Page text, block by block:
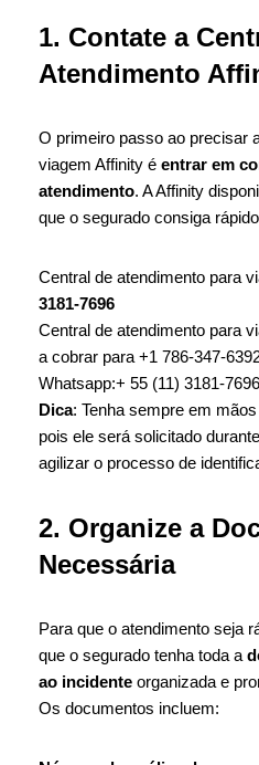
1. Contate a
Atendimento
O primeiro passo ao precisar
viagem Affinity é entrar em
atendimento. A Affinity
que o segurado consiga
Central de atendimento para
3181-7696
Central de atendimento para
a cobrar para +1 786-347-
Whatsapp:+ 55 (11) 3181-7696
Dica: Tenha sempre em
pois ele será solicitado
agilizar o processo de
2. Organize a
Necessária
Para que o atendimento seja
que o segurado tenha toda a
ao incidente organizada e
Os documentos incluem: